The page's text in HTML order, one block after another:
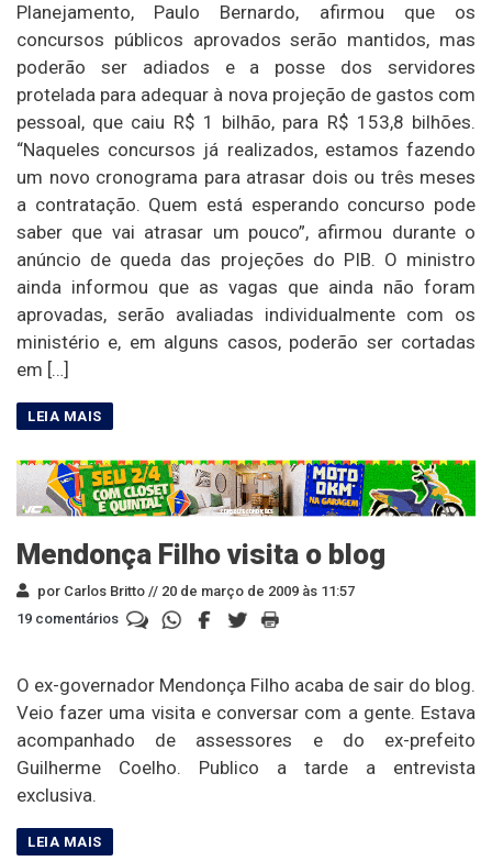
Planejamento, Paulo Bernardo, afirmou que os
concursos públicos aprovados serão mantidos, mas
poderão ser adiados e a posse dos servidores
protelada para adequar à nova projeção de gastos com
pessoal, que caiu R$ 1 bilhão, para R$ 153,8 bilhões.
“Naqueles concursos já realizados, estamos fazendo
um novo cronograma para atrasar dois ou três meses
a contratação. Quem está esperando concurso pode
saber que vai atrasar um pouco”, afirmou durante o
anúncio de queda das projeções do PIB. O ministro
ainda informou que as vagas que ainda não foram
aprovadas, serão avaliadas individualmente com os
ministério e, em alguns casos, poderão ser cortadas
em […]
Mendonça Filho visita o blog
por Carlos Britto // 20 de março de 2009 às 11:57
19 comentários
O ex-governador Mendonça Filho acaba de sair do blog.
Veio fazer uma visita e conversar com a gente. Estava
acompanhado de assessores e do ex-prefeito
Guilherme Coelho. Publico a tarde a entrevista
exclusiva.